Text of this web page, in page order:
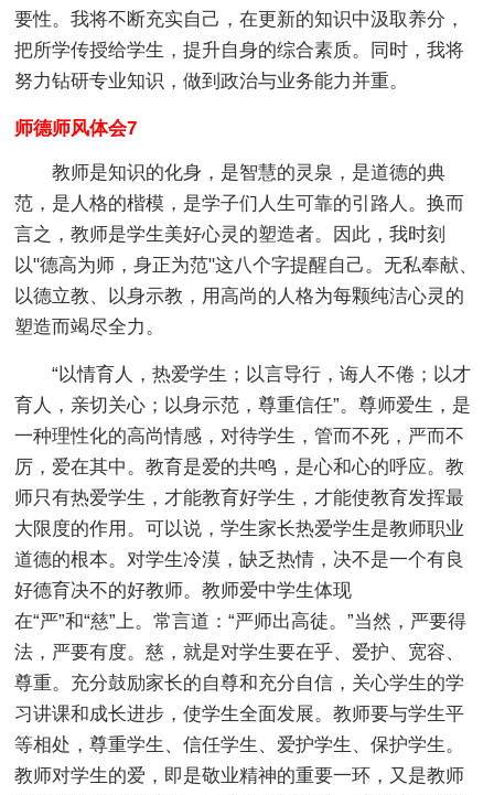
要性。我将不断充实自己，在更新的知识中汲取养分，
把所学传授给学生，提升自身的综合素质。同时，我将
努力钻研专业知识，做到政治与业务能力并重。
师德师风体会7
教师是知识的化身，是智慧的灵泉，是道德的典
范，是人格的楷模，是学子们人生可靠的引路人。换而
言之，教师是学生美好心灵的塑造者。因此，我时刻
以"德高为师，身正为范"这八个字提醒自己。无私奉献、
以德立教、以身示教，用高尚的人格为每颗纯洁心灵的
塑造而竭尽全力。
“以情育人，热爱学生；以言导行，诲人不倦；以才
育人，亲切关心；以身示范，尊重信任”。尊师爱生，是
一种理性化的高尚情感，对待学生，管而不死，严而不
厉，爱在其中。教育是爱的共鸣，是心和心的呼应。教
师只有热爱学生，才能教育好学生，才能使教育发挥最
大限度的作用。可以说，学生家长热爱学生是教师职业
道德的根本。对学生冷漠，缺乏热情，决不是一个有良
好德育决不的好教师。教师爱中学生体现
在“严”和“慈”上。常言道：“严师出高徒。”当然，严要得
法，严要有度。慈，就是对学生要在乎、爱护、宽容、
尊重。充分鼓励家长的自尊和充分自信，关心学生的学
习讲课和成长进步，使学生全面发展。教师要与学生平
等相处，尊重学生、信任学生、爱护学生、保护学生。
教师对学生的爱，即是敬业精神的重要一环，又是教师